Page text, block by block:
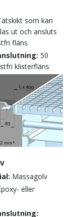
som kan
ut och ansluts
fläns
50
klisterfläns
Massagolv
eller